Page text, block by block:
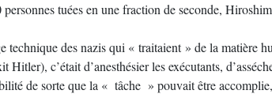
tuées en une fraction de seconde,
technique des nazis qui « traitaient » de la matière
Hitler), c’était d’anesthésier les exécutants,
de sorte que la « tâche » pouvait être